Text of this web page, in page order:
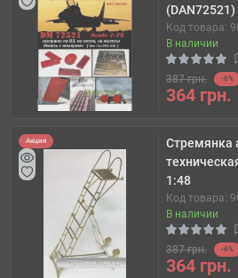
Код товара:
В наличии
387 грн. -6%
364 грн.
Акция
Стремянка
1:48
Код товара:
В наличии
387 грн. -6%
364 грн.